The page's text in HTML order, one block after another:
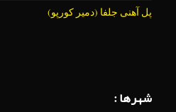
پل آهنی جلفا (دمیر کورپو)
شهرها :